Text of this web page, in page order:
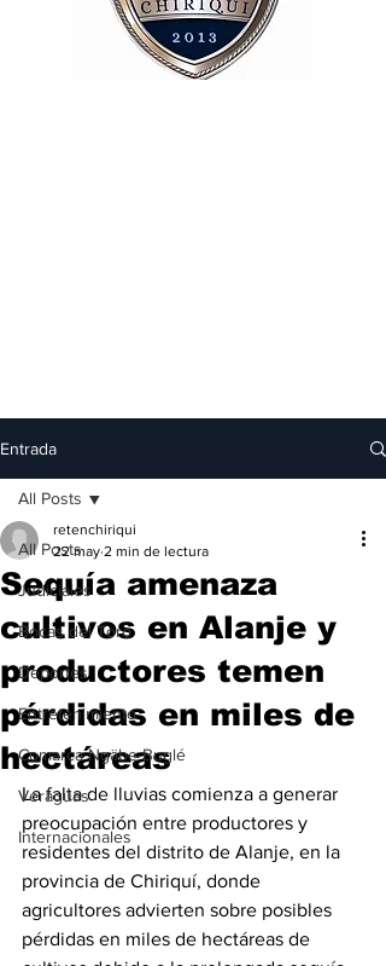
Entrada
All Posts
Judiciales
Bocas del Toro
Deportes
Entretenimiento
Comarca Ngäbe-Buglé
Veraguas
Internacionales
All Posts
Sequía amenaza
cultivos en Alanje y
productores temen
pérdidas en miles de
hectáreas
retenchiriqui
22 may 2 min de lectura
La falta de lluvias comienza a generar
preocupación entre productores y
residentes del distrito de Alanje, en la
provincia de Chiriquí, donde
agricultores advierten sobre posibles
pérdidas en miles de hectáreas de